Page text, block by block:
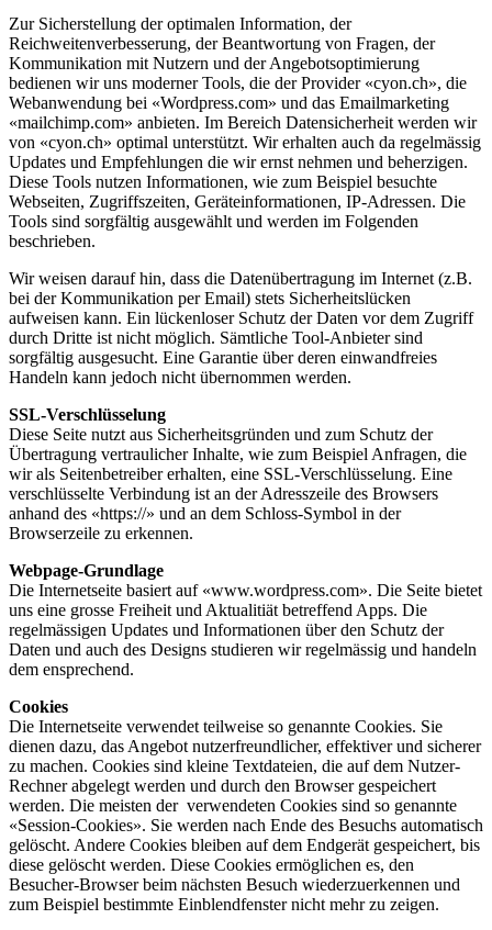
Zur Sicherstellung der optimalen Information, der
Reichweitenverbesserung, der Beantwortung von Fragen, der
Kommunikation mit Nutzern und der Angebotsoptimierung
bedienen wir uns moderner Tools, die der Provider «cyon.ch», die
Webanwendung bei «Wordpress.com» und das Emailmarketing
«mailchimp.com» anbieten. Im Bereich Datensicherheit werden wir
von «cyon.ch» optimal unterstützt. Wir erhalten auch da regelmässig
Updates und Empfehlungen die wir ernst nehmen und beherzigen.
Diese Tools nutzen Informationen, wie zum Beispiel besuchte
Webseiten, Zugriffszeiten, Geräteinformationen, IP-Adressen. Die
Tools sind sorgfältig ausgewählt und werden im Folgenden
beschrieben.
Wir weisen darauf hin, dass die Datenübertragung im Internet (z.B.
bei der Kommunikation per Email) stets Sicherheitslücken
aufweisen kann. Ein lückenloser Schutz der Daten vor dem Zugriff
durch Dritte ist nicht möglich. Sämtliche Tool-Anbieter sind
sorgfältig ausgesucht. Eine Garantie über deren einwandfreies
Handeln kann jedoch nicht übernommen werden.
SSL-Verschlüsselung
Diese Seite nutzt aus Sicherheitsgründen und zum Schutz der
Übertragung vertraulicher Inhalte, wie zum Beispiel Anfragen, die
wir als Seitenbetreiber erhalten, eine SSL-Verschlüsselung. Eine
verschlüsselte Verbindung ist an der Adresszeile des Browsers
anhand des «https://» und an dem Schloss-Symbol in der
Browserzeile zu erkennen.
Webpage-Grundlage
Die Internetseite basiert auf «www.wordpress.com». Die Seite bietet
uns eine grosse Freiheit und Aktualitiät betreffend Apps. Die
regelmässigen Updates und Informationen über den Schutz der
Daten und auch des Designs studieren wir regelmässig und handeln
dem ensprechend.
Cookies
Die Internetseite verwendet teilweise so genannte Cookies. Sie
dienen dazu, das Angebot nutzerfreundlicher, effektiver und sicherer
zu machen. Cookies sind kleine Textdateien, die auf dem Nutzer-
Rechner abgelegt werden und durch den Browser gespeichert
werden. Die meisten der verwendeten Cookies sind so genannte
«Session-Cookies». Sie werden nach Ende des Besuchs automatisch
gelöscht. Andere Cookies bleiben auf dem Endgerät gespeichert, bis
diese gelöscht werden. Diese Cookies ermöglichen es, den
Besucher-Browser beim nächsten Besuch wiederzuerkennen und
zum Beispiel bestimmte Einblendfenster nicht mehr zu zeigen.